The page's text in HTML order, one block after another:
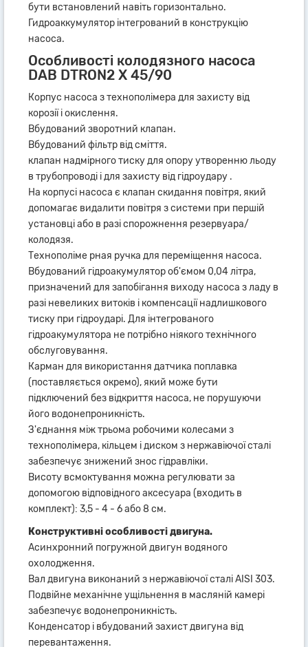
бути встановлений навіть горизонтально.
Гидроаккумулятор інтегрований в конструкцію
насоса.
Особливості колодязного насоса
DAB DTRON2 X 45/90
Корпус насоса з технополімера для захисту від
корозії і окислення.
Вбудований зворотний клапан.
Вбудований фільтр від сміття.
клапан надмірного тиску для опору утворенню льоду
в трубопроводі і для захисту від гідроудару .
На корпусі насоса є клапан скидання повітря, який
допомагає видалити повітря з системи при першій
установці або в разі спорожнення резервуара/
колодязя.
Технополіме рная ручка для переміщення насоса.
Вбудований гідроакумулятор об'ємом 0,04 літра,
призначений для запобігання виходу насоса з ладу в
разі невеликих витоків і компенсації надлишкового
тиску при гідроударі. Для інтегрованого
гідроакумулятора не потрібно ніякого технічного
обслуговування.
Карман для використання датчика поплавка
(поставляється окремо), який може бути
підключений без відкриття насоса, не порушуючи
його водонепроникність.
З'єднання між трьома робочими колесами з
технополімера, кільцем і диском з нержавіючої сталі
забезпечує знижений знос гідравліки.
Висоту всмоктування можна регулювати за
допомогою відповідного аксесуара (входить в
комплект): 3,5 - 4 - 6 або 8 см.
Конструктивні особливості двигуна.
Асинхронний погружной двигун водяного
охолодження.
Вал двигуна виконаний з нержавіючої сталі AISI 303.
Подвійне механічне ущільнення в масляній камері
забезпечує водонепроникність.
Конденсатор і вбудований захист двигуна від
перевантаження.